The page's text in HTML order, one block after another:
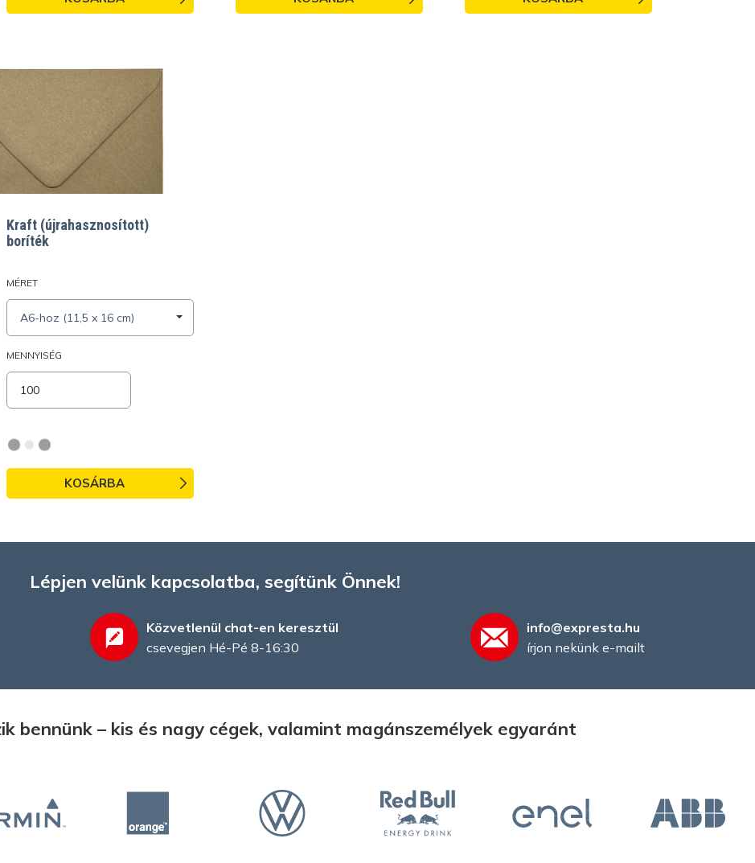
Kraft (újrahasznosított)
boríték
MÉRET
A6-hoz (11,5 x 16 cm)
MENNYISÉG
KOSÁRBA
Lépjen velünk kapcsolatba, segítünk Önnek!
Közvetlenül chat-en keresztül
csevegjen Hé-Pé 8-16:30
info@expresta.hu
írjon nekünk e-mailt
bennünk – kis és nagy cégek, valamint magánszemélyek egyaránt